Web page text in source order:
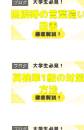
ブログ
ブログ